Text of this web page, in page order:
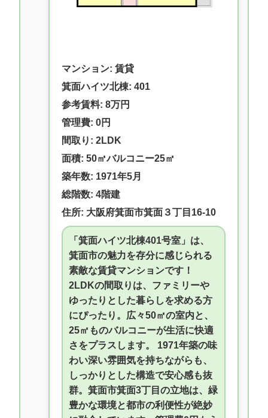
マンション: 賃貸
箕面ハイツ北棟: 401
参考賃料: 8万円
管理費: 0円
間取り: 2LDK
面積: 50㎡バルコニー25㎡
築年数: 1971年5月
総階数: 4階建
住所: 大阪府箕面市箕面３丁目16-10
「箕面ハイツ北棟401号室」は、
箕面市の魅力を存分に感じられる
素敵な賃貸マンションです！
2LDKの間取りは、ファミリーや
ゆったりとした暮らしを求める方
にぴったり。広々50㎡の室内と、
25㎡ものバルコニーが生活に快適
さをプラスします。 1971年築の味
わい深い雰囲気を持ちながらも、
しっかりとした構造で安心感も抜
群。箕面市箕面3丁目の立地は、緑
豊かな環境と都市の利便性が絶妙